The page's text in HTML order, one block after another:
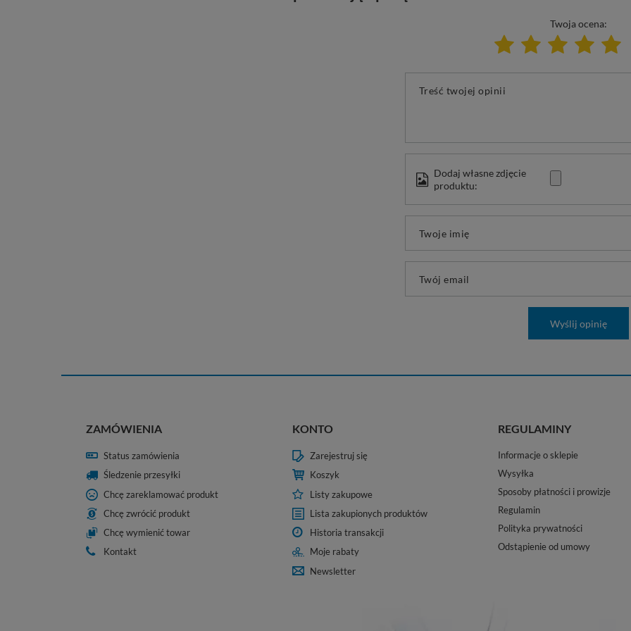
Twoja ocena:
Treść twojej opinii
Dodaj własne zdjęcie
produktu:
Twoje imię
Twój email
Wyślij opinię
ZAMÓWIENIA
Status zamówienia
Śledzenie przesyłki
Chcę zareklamować produkt
Chcę zwrócić produkt
Chcę wymienić towar
Kontakt
KONTO
Zarejestruj się
Koszyk
Listy zakupowe
Lista zakupionych produktów
Historia transakcji
Moje rabaty
Newsletter
REGULAMINY
Informacje o sklepie
Wysyłka
Sposoby płatności i prowizje
Regulamin
Polityka prywatności
Odstąpienie od umowy